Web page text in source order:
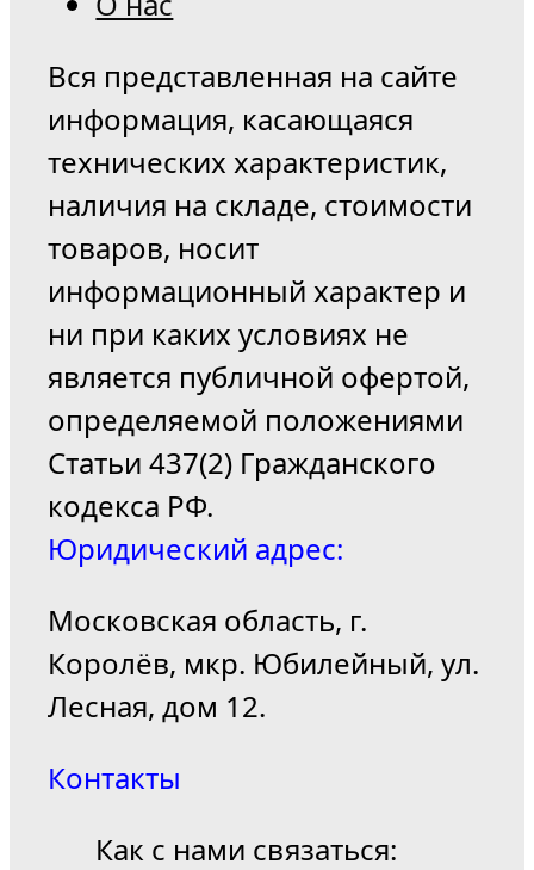
Вся представленная на сайте
информация, касающаяся
технических характеристик,
наличия на складе, стоимости
товаров, носит
информационный характер и
ни при каких условиях не
является публичной офертой,
определяемой положениями
Статьи 437(2) Гражданского
кодекса РФ.
Юридический адрес:
Московская область, г.
Королёв, мкр. Юбилейный, ул.
Лесная, дом 12.
Контакты
Как с нами связаться: